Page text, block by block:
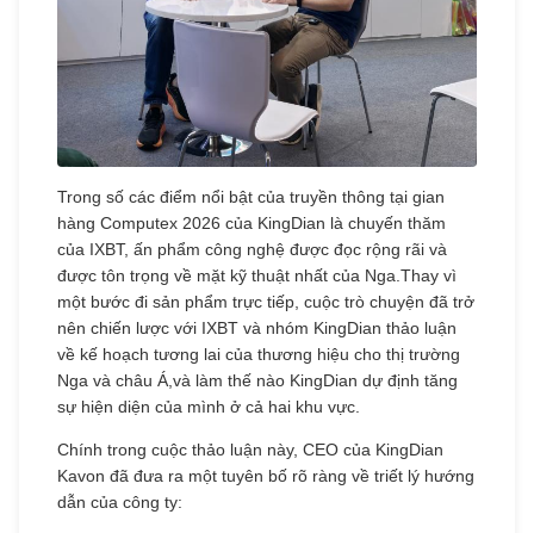
Trong số các điểm nổi bật của truyền thông tại gian
hàng Computex 2026 của KingDian là chuyến thăm
của IXBT, ấn phẩm công nghệ được đọc rộng rãi và
được tôn trọng về mặt kỹ thuật nhất của Nga.Thay vì
một bước đi sản phẩm trực tiếp, cuộc trò chuyện đã trở
nên chiến lược với IXBT và nhóm KingDian thảo luận
về kế hoạch tương lai của thương hiệu cho thị trường
Nga và châu Á,và làm thế nào KingDian dự định tăng
sự hiện diện của mình ở cả hai khu vực.
Chính trong cuộc thảo luận này, CEO của KingDian
Kavon đã đưa ra một tuyên bố rõ ràng về triết lý hướng
dẫn của công ty: